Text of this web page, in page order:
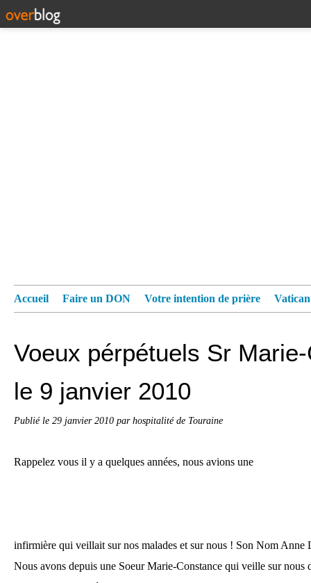
Accueil Faire un DON Votre intention de prière
Voeux pérpétuels Sr
le 9 janvier 2010
Publié le 29 janvier 2010 par hospitalité de Touraine
Rappelez vous il y a quelques années, nous avions une
infirmière qui veillait sur nos malades et sur nous ! Son Nom Anne
Nous avons depuis une Soeur Marie-Constance qui veille sur nous